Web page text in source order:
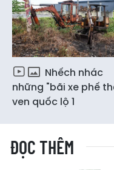
Nhếch nhác
những "bãi xe phế
ven quốc lộ 1
ĐỌC THÊM